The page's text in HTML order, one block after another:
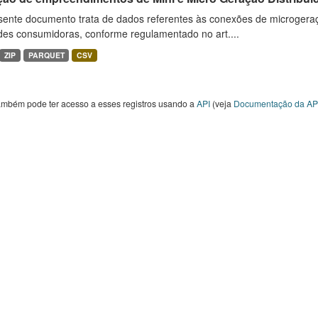
documento trata de dados referentes às conexões de
consumidoras, conforme regulamentado no art....
ZIP PARQUET CSV
pode ter acesso a esses registros usando a API(veja Documentação da